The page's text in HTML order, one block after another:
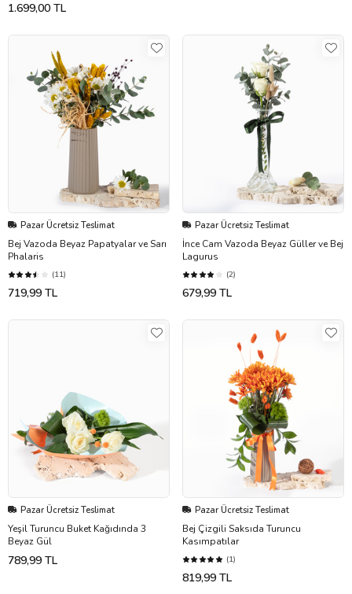
1.699,00 TL
Pazar Ücretsiz Teslimat
Bej Vazoda Beyaz Papatyalar ve Sarı
Phalaris
(11)
719,99 TL
Pazar Ücretsiz Teslimat
İnce Cam Vazoda Beyaz Güller ve Bej
Lagurus
(2)
679,99 TL
Pazar Ücretsiz Teslimat
Yeşil Turuncu Buket Kağıdında 3
Beyaz Gül
789,99 TL
Pazar Ücretsiz Teslimat
Bej Çizgili Saksıda Turuncu
Kasımpatılar
(1)
819,99 TL